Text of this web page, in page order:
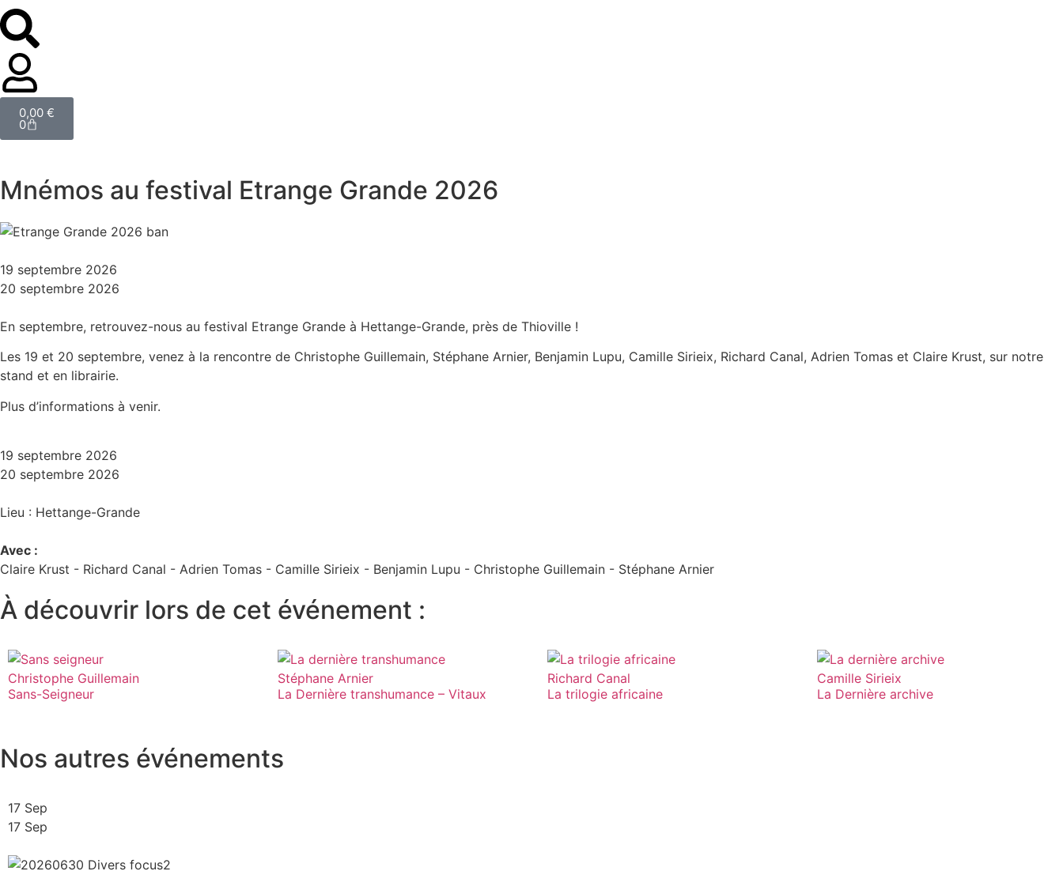
0,00 €
0
Mnémos au festival Etrange Grande 2026
19 septembre 2026
20 septembre 2026
En septembre, retrouvez-nous au festival Etrange Grande à Hettange-Grande, près de Thioville !
Les 19 et 20 septembre, venez à la rencontre de Christophe Guillemain, Stéphane Arnier, Benjamin Lupu, Camille Sirieix, Richard Canal, Adrien Tomas et Claire Krust, sur notre
stand et en librairie.
Plus d’informations à venir.
19 septembre 2026
20 septembre 2026
Lieu : Hettange-Grande
Avec :
Claire Krust - Richard Canal - Adrien Tomas - Camille Sirieix - Benjamin Lupu - Christophe Guillemain - Stéphane Arnier
À découvrir lors de cet événement :
Christophe Guillemain
Sans-Seigneur
Stéphane Arnier
La Dernière transhumance – Vitaux
Richard Canal
La trilogie africaine
Camille Sirieix
La Dernière archive
Nos autres événements
17 Sep
17 Sep